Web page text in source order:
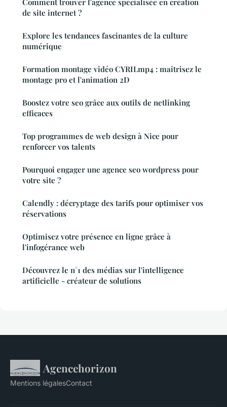
de site internet ?
Explore les tendances fascinantes de la culture
numérique
Formation montage vidéo CYRILmp4 : maîtrisez le
montage pro et l'animation 2D
Boostez votre seo grâce aux outils de netlinking
efficaces
Top programmes de web design à Nice pour
renforcer vos talents
Pourquoi engager une agence seo wordpress pour
votre site ?
Calendly : décryptage des tarifs pour optimiser vos
réservations
Optimisez votre présence en ligne grâce à
l'infogérance web
Découvrez le n°1 des médias sur l'intelligence
artificielle - créateur de solutions
Agencehorizon
Mentions légalesContact